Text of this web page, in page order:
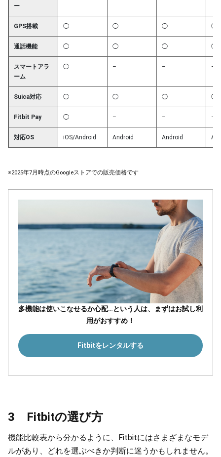
ー
GPS搭載 ◯ ◯ ◯ ◯
通話機能 ◯ ◯ ◯ ◯
スマートアラ
ーム
◯ – – –
Suica対応 ◯ ◯ ◯ ◯
Fitbit Pay ◯ – – –
対応OS iOS/Android Android Android
※2025年7月時点のGoogleストアでの販売価格です
多機能は使いこなせるか心配…という人は、まずはお試し利
用がおすすめ！
Fitbitをレンタルする
3 Fitbitの選び方
機能比較表から分かるように、Fitbitにはさまざまなモデ
ルがあり、どれを選ぶべきか判断に迷うかもしれません。